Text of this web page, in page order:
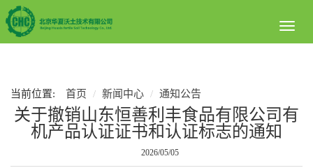
Toggle
当前位置: 首页 新闻中心 通知公告
关于撤销山东恒善利丰食品有限公司有
机产品认证证书和认证标志的通知
2026/05/05